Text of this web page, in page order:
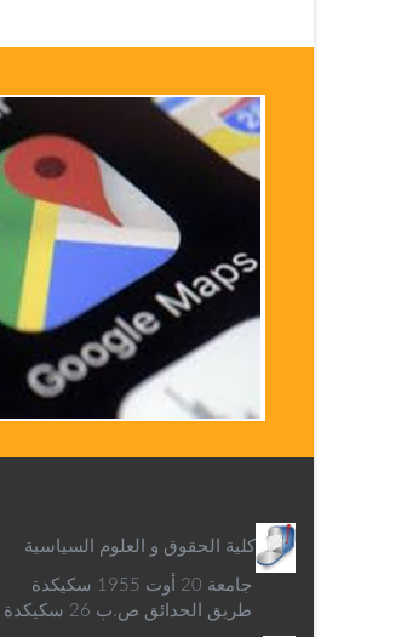
كلية الحقوق و العلوم السياسية
جامعة 20 أوت 1955 سكيكدة
طريق الحدائق ص.ب 26 سكيكدة